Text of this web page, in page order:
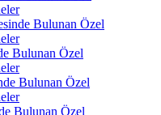
Bulunan Özel
Bulunan Özel
Bulunan Özel
Bulunan Özel